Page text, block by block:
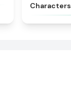
Characters